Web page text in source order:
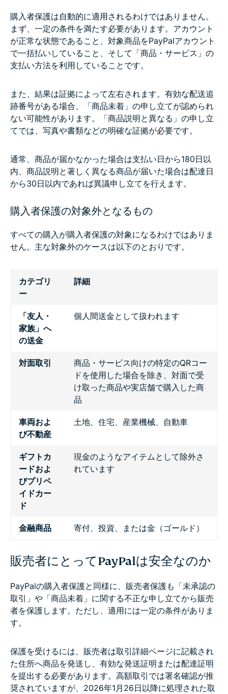
購入者保護は自動的に適用されるわけではありません。
まず、一定の条件を満たす必要があります。アカウント
が正常な状態であること、対象商品をPayPalアカウント
で一括払いしていること、そして「商品・サービス」の
支払い方法を利用していることです。
また、結果は証拠によって左右されます。有効な配送追
跡番号がある場合、「商品未着」の申し立てが認められ
ない可能性があります。「商品説明と異なる」の申し立
てでは、写真や書類などの明確な証拠が必要です。
通常、商品が届かなかった場合は支払い日から180日以
内、商品説明と著しく異なる商品が届いた場合は配達日
から30日以内であれば異議申し立てを行えます。
購入者保護の対象外となるもの
すべての購入が購入者保護の対象になるわけではありま
せん。主な対象外のケースは以下のとおりです。
カテゴリ
ー
詳細
「友人・
家族」へ
の送金
個人間送金として扱われます
対面取引
商品・サービス向けの特定のQRコー
ドを使用した場合を除き、対面で受
け取った商品や実店舗で購入した商
品
車両およ
び不動産
土地、住宅、産業機械、自動車
ギフトカ
ードおよ
びプリペ
イドカー
ド
現金のようなアイテムとして除外さ
れています
金融商品 寄付、投資、または金（ゴールド）
販売者にとってPayPalは安全なのか
PayPalの購入者保護と同様に、販売者保護も「未承認の
取引」や「商品未着」に関する不正な申し立てから販売
者を保護します。ただし、適用には一定の条件がありま
す。
保護を受けるには、販売者は取引詳細ページに記載され
た住所へ商品を発送し、有効な発送証明または配達証明
を提出する必要があります。高額取引では署名確認が推
奨されていますが、2026年1月26日以降に処理された取